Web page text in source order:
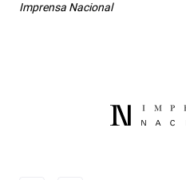
Imprensa Nacional